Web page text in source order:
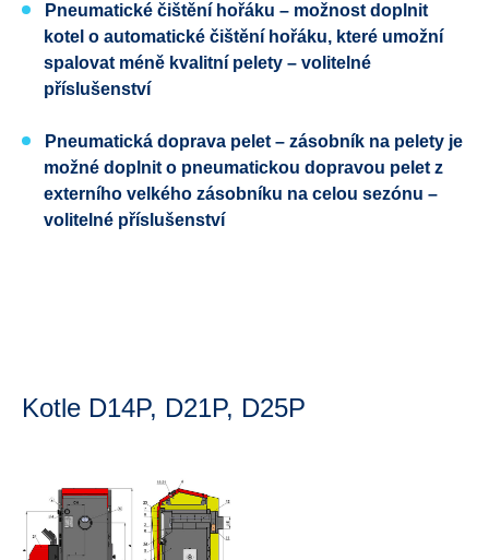
Pneumatické čištění hořáku – možnost doplnit
kotel o automatické čištění hořáku, které umožní
spalovat méně kvalitní pelety – volitelné
příslušenství
Pneumatická doprava pelet – zásobník na pelety je
možné doplnit o pneumatickou dopravou pelet z
externího velkého zásobníku na celou sezónu –
volitelné příslušenství
Kotle D14P, D21P, D25P